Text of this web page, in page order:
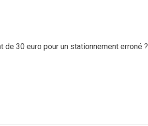
30 euro pour un stationnement erroné ?